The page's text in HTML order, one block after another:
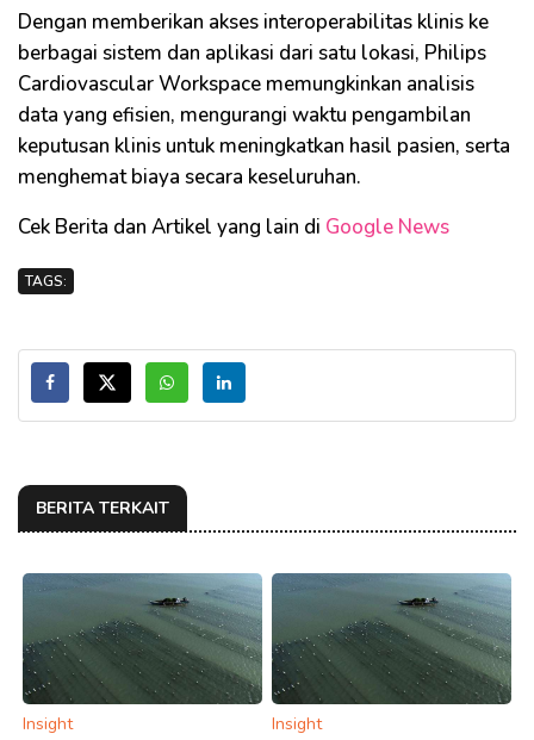
Dengan memberikan akses interoperabilitas klinis ke
berbagai sistem dan aplikasi dari satu lokasi, Philips
Cardiovascular Workspace memungkinkan analisis
data yang efisien, mengurangi waktu pengambilan
keputusan klinis untuk meningkatkan hasil pasien, serta
menghemat biaya secara keseluruhan.
Cek Berita dan Artikel yang lain di Google News
TAGS:
BERITA TERKAIT
Insight Insight